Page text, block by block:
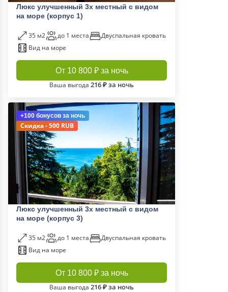
Люкс улучшенный 3х местный с видом
на море (корпус 1)
35 м2 до 1 места
Двуспальная кровать
Вид на море
От 10 800 ₽ за ночь
Ваша выгода 216 ₽ за ночь
+100 бонусов за ночь
Скидка - 500 RUB
Люкс улучшенный 3х местный с видом
на море (корпус 3)
35 м2 до 1 места
Двуспальная кровать
Вид на море
От 10 800 ₽ за ночь
Ваша выгода 216 ₽ за ночь